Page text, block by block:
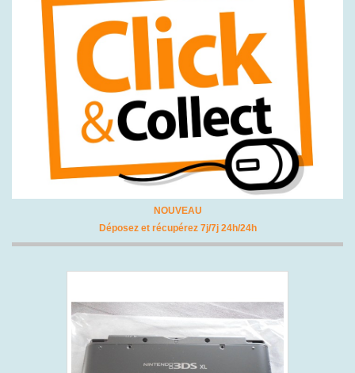
NOUVEAU
Déposez et récupérez 7j/7j 24h/24h